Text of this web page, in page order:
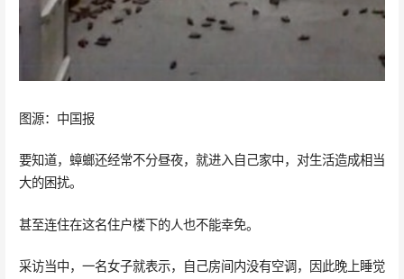
图源：中国报
要知道，蟑螂还经常不分昼夜，就进入自己家中，对生活造成相当
大的困扰。
甚至连住在这名住户楼下的人也不能幸免。
采访当中，一名女子就表示，自己房间内没有空调，因此晚上睡觉